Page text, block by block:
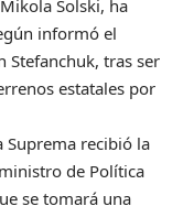
Solski, ha
informó el
Stefanchuk, tras ser
estatales por
Suprema recibió la
de Política
se tomará una